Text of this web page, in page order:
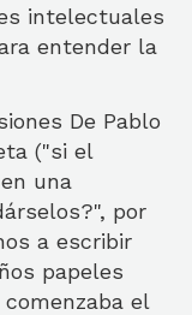
intelectuales
entender la
De Pablo
("si el
una
por
a escribir
papeles
el